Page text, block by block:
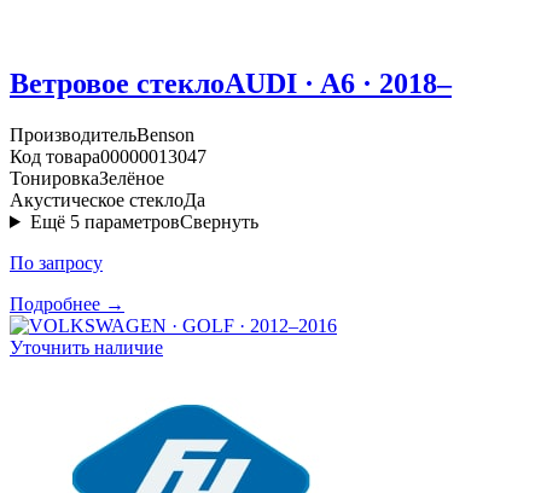
Ветровое стеклоAUDI · A6 · 2018–
ПроизводительBenson
Код товара00000013047
ТонировкаЗелёное
Акустическое стеклоДа
Ещё 5 параметровСвернуть
По запросу
Подробнее →
Уточнить наличие